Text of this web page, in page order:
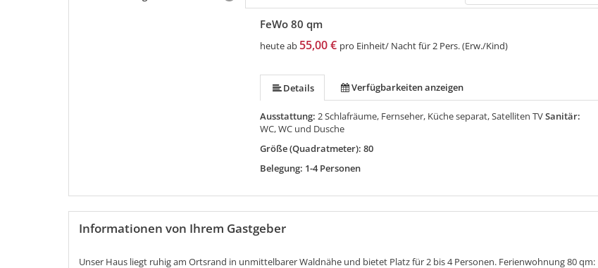
FeWo 80 qm
heute ab 55,00 € pro Einheit/ Nacht für 2 Pers. (Erw./Kind)
Details Verfügbarkeiten anzeigen
Ausstattung:2 Schlafräume, Fernseher, Küche separat, Satelliten TVSanitär:
WC, WC und Dusche
Größe (Quadratmeter): 80
Belegung: 1-4 Personen
Informationen von Ihrem Gastgeber
Unser Haus liegt ruhig am Ortsrand in unmittelbarer Wald­nähe und bietet Platz für 2 bis 4 Personen. Ferienwohnung 80 qm: